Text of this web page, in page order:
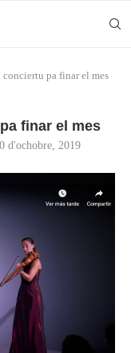
pa finar el mes
finar el mes
d'ochobre, 2019